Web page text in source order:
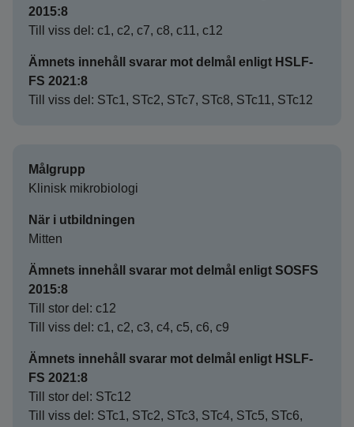
2015:8
Till viss del: c1, c2, c7, c8, c11, c12
Ämnets innehåll svarar mot delmål enligt HSLF-
FS 2021:8
Till viss del: STc1, STc2, STc7, STc8, STc11, STc12
Målgrupp
Klinisk mikrobiologi
När i utbildningen
Mitten
Ämnets innehåll svarar mot delmål enligt SOSFS
2015:8
Till stor del: c12
Till viss del: c1, c2, c3, c4, c5, c6, c9
Ämnets innehåll svarar mot delmål enligt HSLF-
FS 2021:8
Till stor del: STc12
Till viss del: STc1, STc2, STc3, STc4, STc5, STc6,